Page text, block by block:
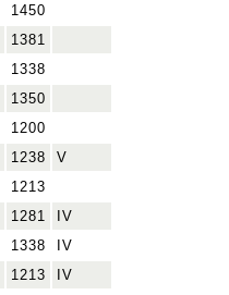
1450
1381
1338
1350
1200
1238
V
1213
1281
IV
1338
IV
1213
IV